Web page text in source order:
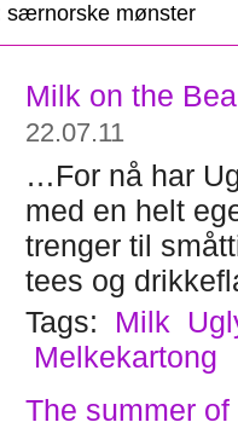
særnorske mønster
Milk on the
22.07.11
…For nå har
med en helt
trenger til
tees og
Tags:
Milk
Melkekartong
The summer